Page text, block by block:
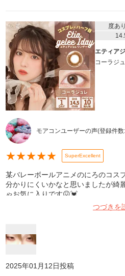
度あ
エティア
コーラジ
モアコンユーザーの声(登録件数:
★★★★★ SuperExcellent
某バレーボールアニメのにろのコス
分かりにくいかなと思いましたが綺
ゃお気に入りです😖💓‪
つづきを
2025年01月12日投稿